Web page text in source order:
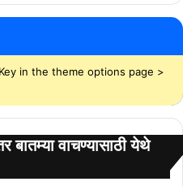
in the theme options page >
वाचण्यासाठी येथे